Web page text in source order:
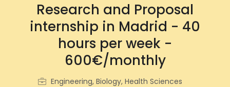
Research and Proposal
internship in Madrid - 40
hours per week -
600€/monthly
Engineering, Biology, Health Sciences